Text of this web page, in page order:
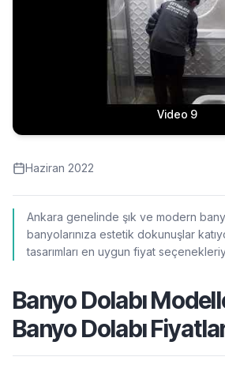
Video 9
Haziran 2022
Ankara genelinde şık ve modern
banyolarınıza estetik dokunuşlar
tasarımları en uygun fiyat
Banyo Dolabı
Banyo Dolabı